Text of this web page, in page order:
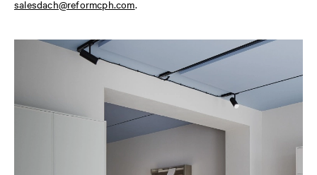
salesdach@reformcph.com.